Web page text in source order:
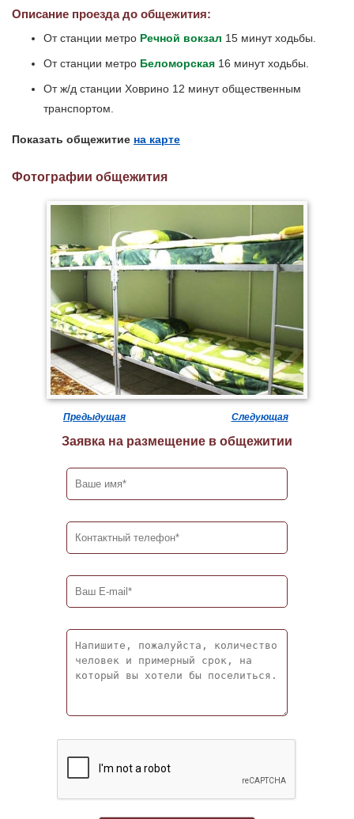
Описание проезда до общежития:
От станции метро Речной вокзал 15 минут ходьбы.
От станции метро Беломорская 16 минут ходьбы.
От ж/д станции Ховрино 12 минут общественным
транспортом.
Показать общежитие на карте
Фотографии общежития
Предыдущая Следующая
Заявка на размещение в общежитии